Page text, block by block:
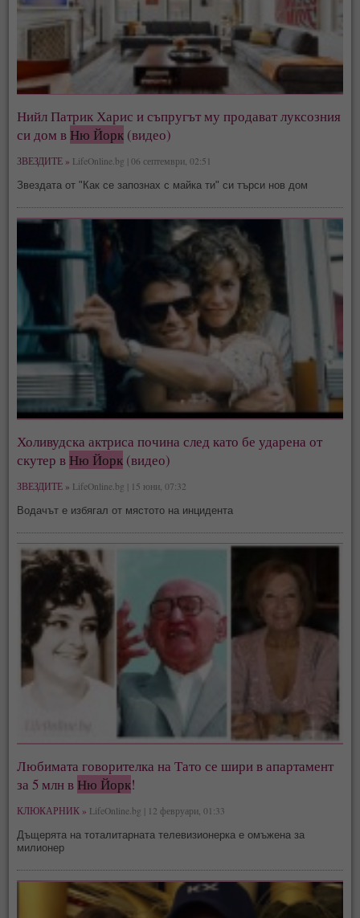
Нийл Патрик Харис и съпругът му продават луксозния
си дом в Ню Йорк (видео)
ЗВЕЗДИТЕ » LifeOnline.bg | 06 септември, 02:51
Звездата от "Как се запознах с майка ти" си търси нов дом
Холивудска актриса почина след като бе ударена от
скутер в Ню Йорк (видео)
ЗВЕЗДИТЕ » LifeOnline.bg | 15 юни, 07:32
Водачът е избягал от мястото на инцидента
Любимата говорителка на Тато се шири в апартамент
за 5 млн в Ню Йорк!
КЛЮКАРНИК » LifeOnline.bg | 12 февруари, 01:33
Дъщерята на тоталитарната телевизионерка е омъжена за
милионер